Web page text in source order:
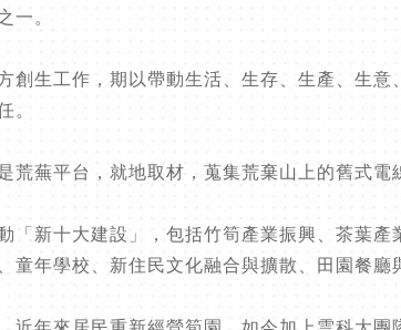
一。
生工作，期以帶動生活、生存、生產、生
。
蕪平台，就地取材，蒐集荒棄山上的舊式
新十大建設」，包括竹筍產業振興、茶葉
年學校、新住民文化融合與擴散、田園餐